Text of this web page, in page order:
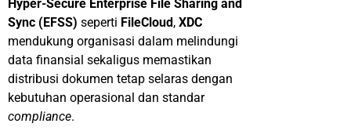
Hyper-Secure Enterprise File Sharing and
Sync (EFSS) seperti FileCloud, XDC
mendukung organisasi dalam melindungi
data finansial sekaligus memastikan
distribusi dokumen tetap selaras dengan
kebutuhan operasional dan standar
compliance.